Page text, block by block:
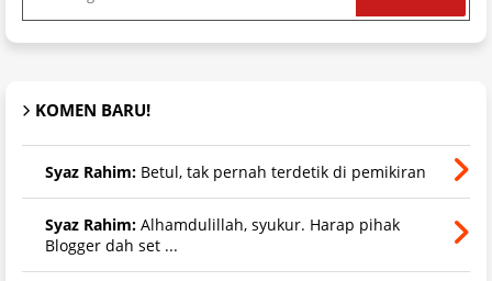
KOMEN BARU!
Syaz Rahim: Betul, tak pernah terdetik di pemikiran
Syaz Rahim: Alhamdulillah, syukur. Harap pihak
Blogger dah set ...